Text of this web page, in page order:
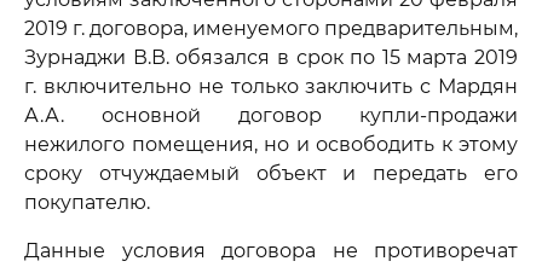
2019 г. договора, именуемого предварительным,
Зурнаджи В.В. обязался в срок по 15 марта 2019
г. включительно не только заключить с Мардян
А.А. основной договор купли-продажи
нежилого помещения, но и освободить к этому
сроку отчуждаемый объект и передать его
покупателю.
Данные условия договора не противоречат